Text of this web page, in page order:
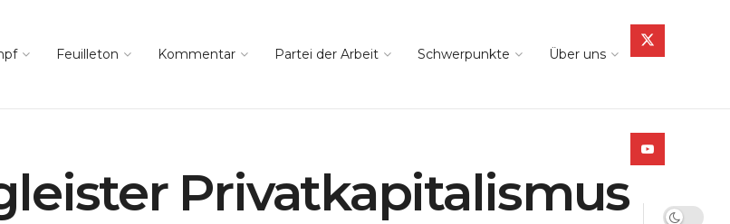
Feuilleton Kommentar Partei der Arbeit Schwerpunkte Über uns
Privatkapitalismus